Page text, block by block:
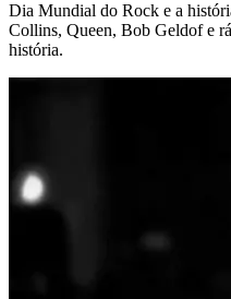
Dia Mundial do Rock e a
Collins, Queen, Bob Geldof e
história.